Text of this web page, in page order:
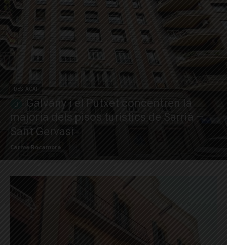
DESTACAT
Galvany i el Putxet concentren la
majoria dels pisos turístics de Sarrià –
Sant Gervasi
Carme Rocamora